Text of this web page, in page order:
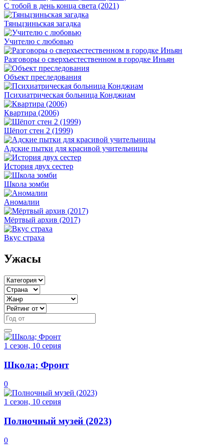
С тобой в день конца света (2021)
Тяньцзиньская загадка
Учителю с любовью
Разговоры о сверхъестественном в городке Иньян
Объект преследования
Психиатрическая больница Конджиам
Квартира (2006)
Шёпот стен 2 (1999)
Адские пытки для красивой учительницы
История двух сестер
Школа зомби
Аномалии
Мёртвый архив (2017)
Вкус страха
Ужасы
1 сезон, 10 серия
Школа; Фронт
0
1 сезон, 10 серия
Полночный музей (2023)
0